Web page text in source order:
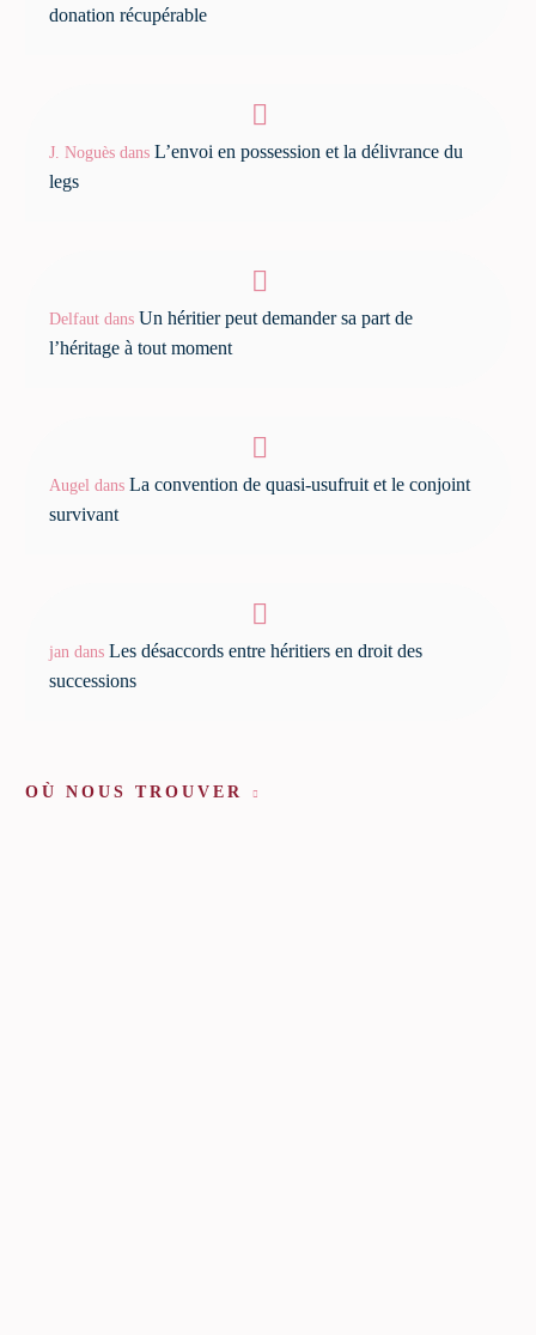
donation récupérable
J. Noguès dans L’envoi en possession et la délivrance du
legs
Delfaut dans Un héritier peut demander sa part de
l’héritage à tout moment
Augel dans La convention de quasi-usufruit et le conjoint
survivant
jan dans Les désaccords entre héritiers en droit des
successions
OÙ NOUS TROUVER